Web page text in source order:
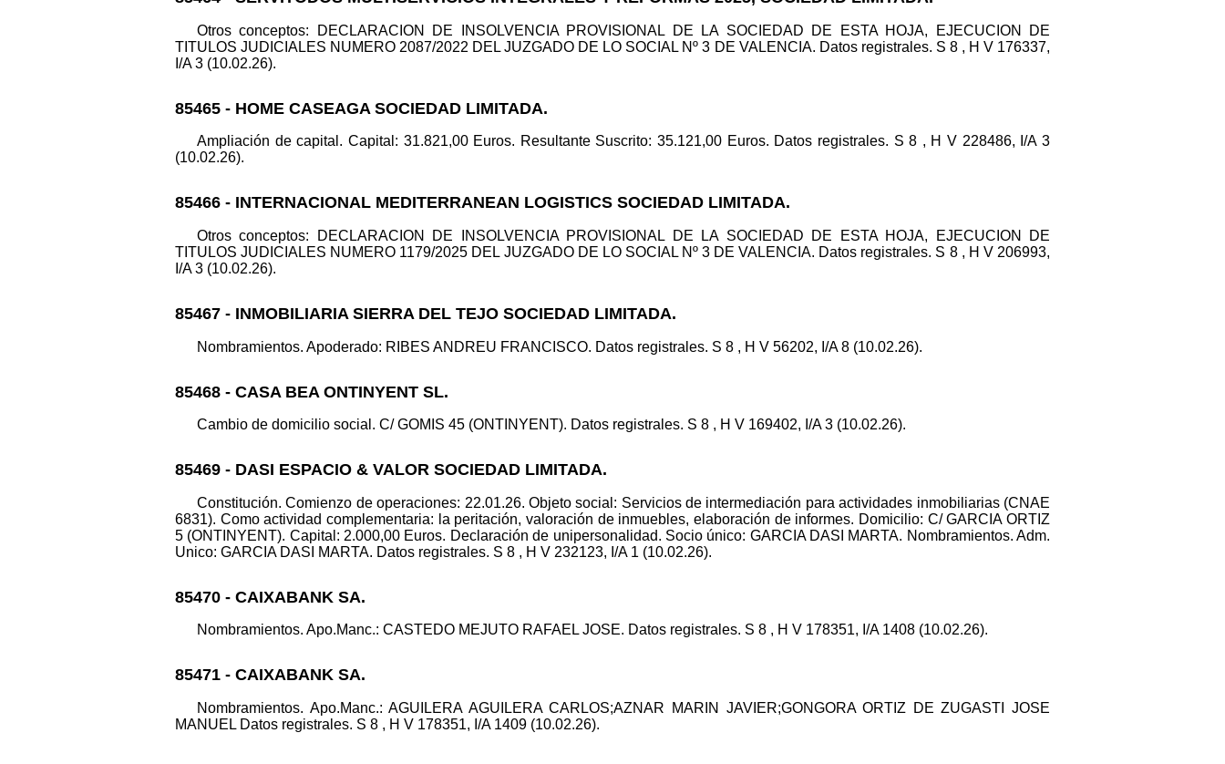
Otros conceptos: DECLARACION DE INSOLVENCIA PROVISIONAL DE LA SOCIEDAD DE ESTA HOJA, EJECUCION DE
TITULOS JUDICIALES NUMERO 2087/2022 DEL JUZGADO DE LO SOCIAL Nº 3 DE VALENCIA. Datos registrales. S 8 , H V 176337,
I/A 3 (10.02.26).
85465 - HOME CASEAGA SOCIEDAD LIMITADA.
Ampliación de capital. Capital: 31.821,00 Euros. Resultante Suscrito: 35.121,00 Euros. Datos registrales. S 8 , H V 228486, I/A 3
(10.02.26).
85466 - INTERNACIONAL MEDITERRANEAN LOGISTICS SOCIEDAD LIMITADA.
Otros conceptos: DECLARACION DE INSOLVENCIA PROVISIONAL DE LA SOCIEDAD DE ESTA HOJA, EJECUCION DE
TITULOS JUDICIALES NUMERO 1179/2025 DEL JUZGADO DE LO SOCIAL Nº 3 DE VALENCIA. Datos registrales. S 8 , H V 206993,
I/A 3 (10.02.26).
85467 - INMOBILIARIA SIERRA DEL TEJO SOCIEDAD LIMITADA.
Nombramientos. Apoderado: RIBES ANDREU FRANCISCO. Datos registrales. S 8 , H V 56202, I/A 8 (10.02.26).
85468 - CASA BEA ONTINYENT SL.
Cambio de domicilio social. C/ GOMIS 45 (ONTINYENT). Datos registrales. S 8 , H V 169402, I/A 3 (10.02.26).
85469 - DASI ESPACIO & VALOR SOCIEDAD LIMITADA.
Constitución. Comienzo de operaciones: 22.01.26. Objeto social: Servicios de intermediación para actividades inmobiliarias (CNAE
6831). Como actividad complementaria: la peritación, valoración de inmuebles, elaboración de informes. Domicilio: C/ GARCIA ORTIZ
5 (ONTINYENT). Capital: 2.000,00 Euros. Declaración de unipersonalidad. Socio único: GARCIA DASI MARTA. Nombramientos. Adm.
Unico: GARCIA DASI MARTA. Datos registrales. S 8 , H V 232123, I/A 1 (10.02.26).
85470 - CAIXABANK SA.
Nombramientos. Apo.Manc.: CASTEDO MEJUTO RAFAEL JOSE. Datos registrales. S 8 , H V 178351, I/A 1408 (10.02.26).
85471 - CAIXABANK SA.
Nombramientos. Apo.Manc.: AGUILERA AGUILERA CARLOS;AZNAR MARIN JAVIER;GONGORA ORTIZ DE ZUGASTI JOSE
MANUEL Datos registrales. S 8 , H V 178351, I/A 1409 (10.02.26).